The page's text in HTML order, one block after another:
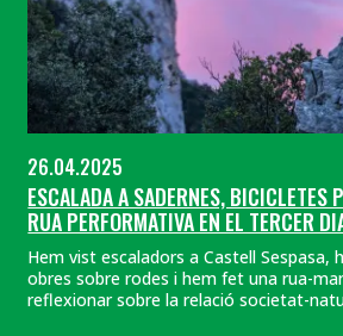
26.04.2025
ESCALADA A SADERNES, BICICLETES
RUA PERFORMATIVA EN EL TERCER
Hem vist escaladors a Castell Sespasa,
obres sobre rodes i hem fet una rua-
reflexionar sobre la relació societat-